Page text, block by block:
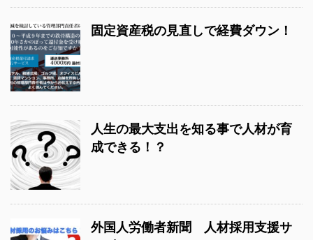
固定資産税の見直しで経費ダウン！
人生の最大支出を知る事で人材が育
成できる！？
外国人労働者新聞 人材採用支援サ